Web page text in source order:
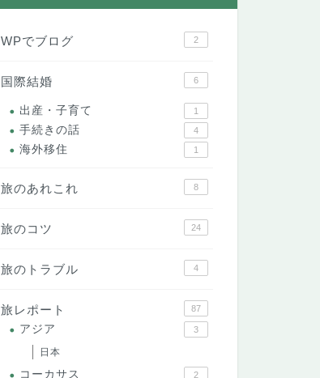
WPでブログ 2
国際結婚 6
出産・子育て 1
手続きの話 4
海外移住 1
旅のあれこれ 8
旅のコツ 24
旅のトラブル 4
旅レポート 87
アジア 3
日本
コーカサス 2